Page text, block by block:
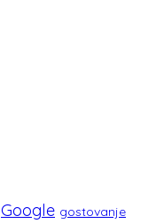
Google gostovanje